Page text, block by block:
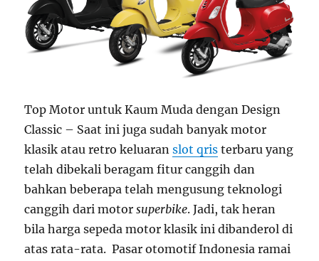
Top Motor untuk Kaum Muda dengan Design
Classic – Saat ini juga sudah banyak motor
klasik atau retro keluaranslot qris terbaru yang
telah dibekali beragam fitur canggih dan
bahkan beberapa telah mengusung teknologi
canggih dari motorsuperbike. Jadi, tak heran
bila harga sepeda motor klasik ini dibanderol di
atas rata-rata. Pasar otomotif Indonesia ramai